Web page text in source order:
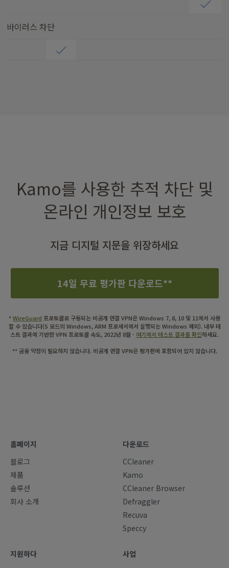
바이러스 차단
Kamo를 사용한 추적 차단 및
온라인 개인정보 보호
지금 디지털 지문을 위장하세요
14일 무료 평가판 다운로드**
*WireGuard 프로토콜로 구동되는 비공개 연결 VPN은 Windows 7, 8, 10 및 11에서 사용
할 수 있습니다(S 모드의 Windows, ARM 프로세서에서 실행되는 Windows 제외). 내부 테
스트 결과에 기반한 VPN 프로토콜 속도, 2022년 8월 - 여기에서 테스트 결과를 확인하세요.
** 금융 약정이 필요하지 않습니다. 비공개 연결 VPN은 평가판에 포함되어 있지 않습니다.
홈페이지
블로그
제품
솔루션
회사 소개
다운로드
CCleaner
Kamo
CCleaner Browser
Defraggler
Recuva
Speccy
지원하다
사업